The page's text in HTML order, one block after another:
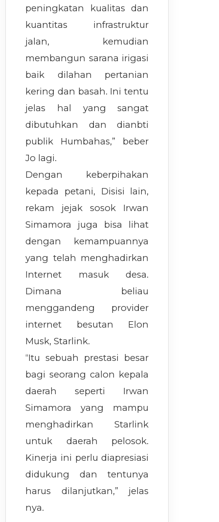
peningkatan kualitas dan
kuantitas infrastruktur
jalan, kemudian
membangun sarana irigasi
baik dilahan pertanian
kering dan basah. Ini tentu
jelas hal yang sangat
dibutuhkan dan dianbti
publik Humbahas,” beber
Jo lagi.
Dengan keberpihakan
kepada petani, Disisi lain,
rekam jejak sosok Irwan
Simamora juga bisa lihat
dengan kemampuannya
yang telah menghadirkan
Internet masuk desa.
Dimana beliau
menggandeng provider
internet besutan Elon
Musk, Starlink.
“Itu sebuah prestasi besar
bagi seorang calon kepala
daerah seperti Irwan
Simamora yang mampu
menghadirkan Starlink
untuk daerah pelosok.
Kinerja ini perlu diapresiasi
didukung dan tentunya
harus dilanjutkan,” jelas
nya.